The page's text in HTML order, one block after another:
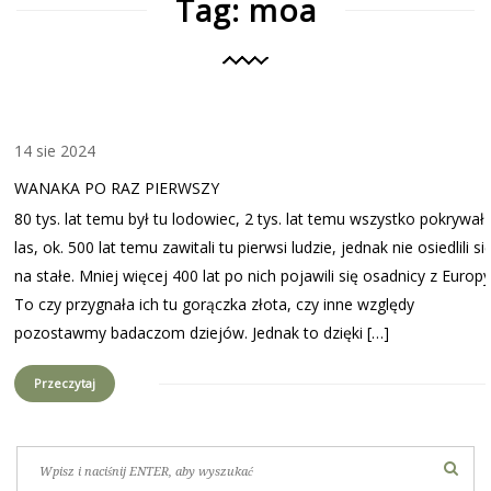
Tag: moa
14 sie 2024
WANAKA PO RAZ PIERWSZY
80 tys. lat temu był tu lodowiec, 2 tys. lat temu wszystko pokrywał
las, ok. 500 lat temu zawitali tu pierwsi ludzie, jednak nie osiedlili
na stałe. Mniej więcej 400 lat po nich pojawili się osadnicy z
To czy przygnała ich tu gorączka złota, czy inne względy
pozostawmy badaczom dziejów. Jednak to dzięki […]
Przeczytaj